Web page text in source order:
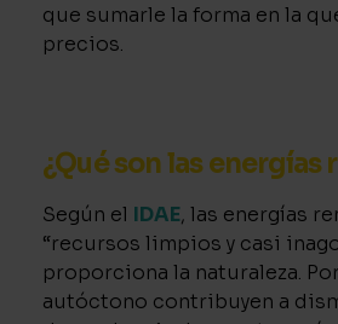
que sumarle la forma en la
precios.
¿Qué son las energías
Según el IDAE, las energías
“recursos limpios y casi
proporciona la naturaleza.
autóctono contribuyen a